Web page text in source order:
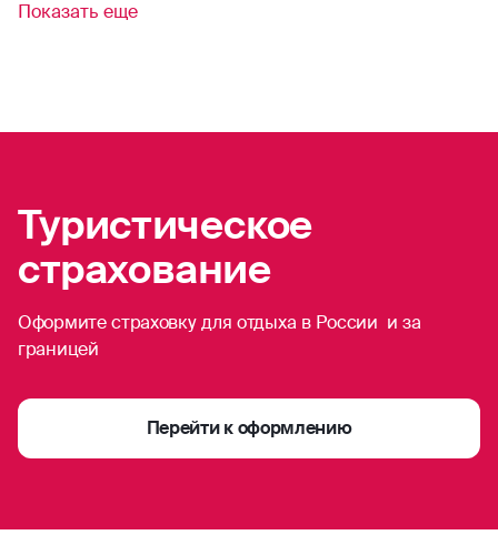
трекинг
теннис (большой)
укадо
фехтование
фигурное катание
футбол
Показать еще
Туристическое
страхование
Оформите страховку для отдыха в России и за
границей
Перейти к оформлению